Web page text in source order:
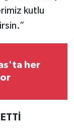
kutlu
her